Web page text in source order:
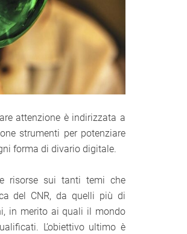
attenzione è indirizzata a
strumenti per potenziare
forma di divario digitale.
risorse sui tanti temi che
del CNR, da quelli più di
in merito ai quali il mondo
L’obiettivo ultimo è